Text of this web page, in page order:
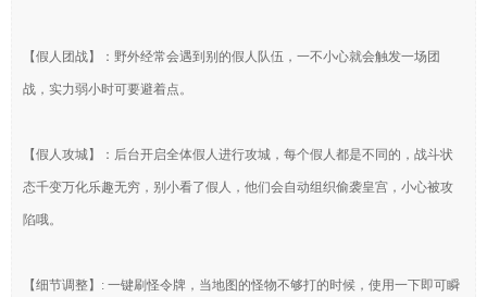
【假人团战】：野外经常会遇到别的假人队伍，一不小心就会触发一场团
战，实力弱小时可要避着点。
【假人攻城】：后台开启全体假人进行攻城，每个假人都是不同的，战斗状
态千变万化乐趣无穷，别小看了假人，他们会自动组织偷袭皇宫，小心被攻
陷哦。
【细节调整】: 一键刷怪令牌，当地图的怪物不够打的时候，使用一下即可瞬